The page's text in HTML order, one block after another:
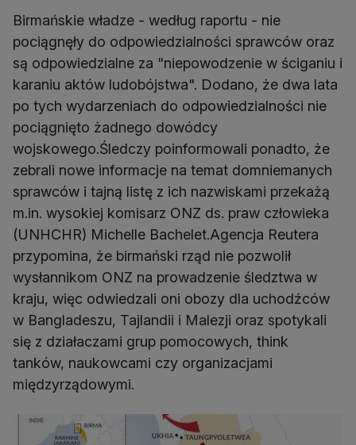
Birmańskie władze - według raportu - nie
pociągnęły do odpowiedzialności sprawców oraz
są odpowiedzialne za "niepowodzenie w ściganiu i
karaniu aktów ludobójstwa". Dodano, że dwa lata
po tych wydarzeniach do odpowiedzialności nie
pociągnięto żadnego dowódcy
wojskowego.Śledczy poinformowali ponadto, że
zebrali nowe informacje na temat domniemanych
sprawców i tajną listę z ich nazwiskami przekażą
m.in. wysokiej komisarz ONZ ds. praw człowieka
(UNHCHR) Michelle Bachelet.Agencja Reutera
przypomina, że birmański rząd nie pozwolił
wysłannikom ONZ na prowadzenie śledztwa w
kraju, więc odwiedzali oni obozy dla uchodźców
w Bangladeszu, Tajlandii i Malezji oraz spotykali
się z działaczami grup pomocowych, think
tanków, naukowcami czy organizacjami
międzyrządowymi.